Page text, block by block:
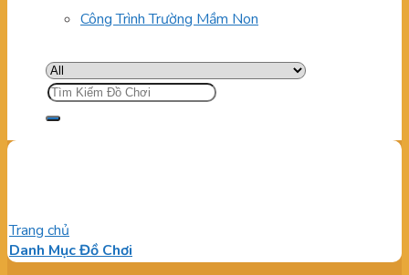
Công Trình Trường Mầm Non
Tìm
kiếm:
Trang chủ
Danh Mục Đồ Chơi